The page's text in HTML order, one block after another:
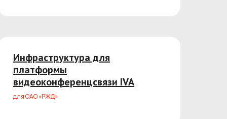
Инфраструктура для
платформы
видеоконференцсвязи IVA
для ОАО «РЖД»